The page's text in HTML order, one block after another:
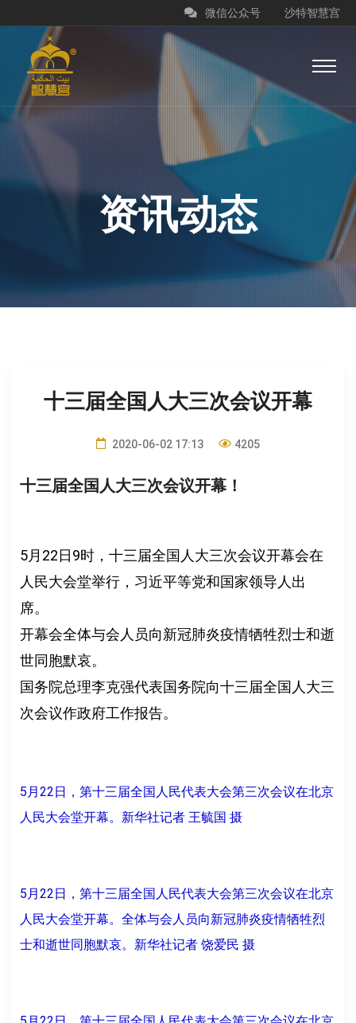
沙特智慧宫
微信公众号
资讯动态
十三届全国人大三次会议开幕
2020-06-02 17:13 4205
十三届全国人大三次会议开幕！
5月22日9时，十三届全国人大三次会议开幕会在
人民大会堂举行，习近平等党和国家领导人出
席。
开幕会全体与会人员向新冠肺炎疫情牺牲烈士和逝
世同胞默哀。
国务院总理李克强代表国务院向十三届全国人大三
次会议作政府工作报告。
5月22日，第十三届全国人民代表大会第三次会议在北京
人民大会堂开幕。新华社记者 王毓国 摄
5月22日，第十三届全国人民代表大会第三次会议在北京
人民大会堂开幕。全体与会人员向新冠肺炎疫情牺牲烈
士和逝世同胞默哀。新华社记者 饶爱民 摄